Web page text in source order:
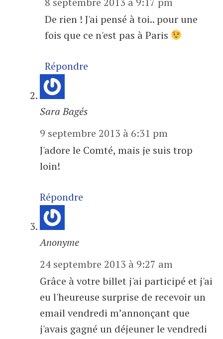
De rien ! J'ai pensé à toi.. pour une
fois que ce n'est pas à Paris
Répondre
Sara Bagés
9 septembre 2013 à 6:31 pm
J'adore le Comté, mais je suis trop
loin!
Répondre
Anonyme
24 septembre 2013 à 9:27 am
Grâce à votre billet j'ai participé et j'ai
eu l'heureuse surprise de recevoir un
email vendredi m’annonçant que
j'avais gagné un déjeuner le vendredi